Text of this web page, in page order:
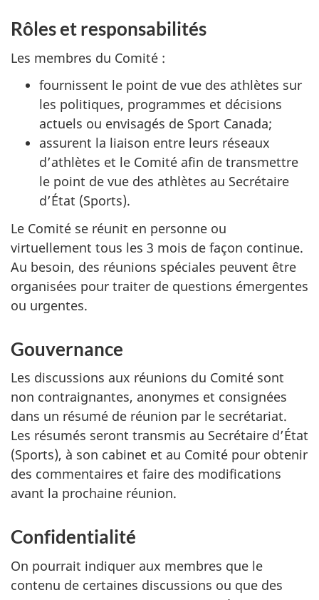
Rôles et responsabilités
Les membres du Comité :
fournissent le point de vue des athlètes sur
les politiques, programmes et décisions
actuels ou envisagés de Sport Canada;
assurent la liaison entre leurs réseaux
d’athlètes et le Comité afin de transmettre
le point de vue des athlètes au Secrétaire
d’État (Sports).
Le Comité se réunit en personne ou
virtuellement tous les 3 mois de façon continue.
Au besoin, des réunions spéciales peuvent être
organisées pour traiter de questions émergentes
ou urgentes.
Gouvernance
Les discussions aux réunions du Comité sont
non contraignantes, anonymes et consignées
dans un résumé de réunion par le secrétariat.
Les résumés seront transmis au Secrétaire d’État
(Sports), à son cabinet et au Comité pour obtenir
des commentaires et faire des modifications
avant la prochaine réunion.
Confidentialité
On pourrait indiquer aux membres que le
contenu de certaines discussions ou que des